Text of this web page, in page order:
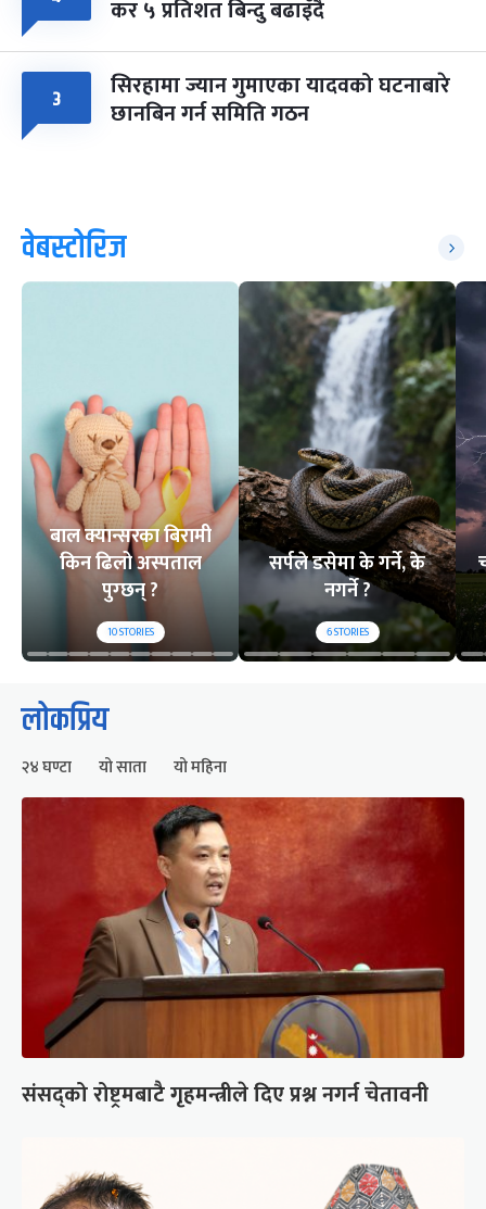
कर ५ प्रतिशत बिन्दु बढाइँदै
३ सिरहामा ज्यान गुमाएका यादवको घटनाबारे
छानबिन गर्न समिति गठन
वेबस्टोरिज
बाल क्यान्सरका बिरामी
किन ढिलो अस्पताल
पुग्छन् ?
10STORIES
सर्पले डसेमा के गर्ने, के
नगर्ने ?
6STORIES
लोकप्रिय
२४ घण्टा यो साता यो महिना
संसद्को रोष्ट्रमबाटै गृहमन्त्रीले दिए प्रश्न नगर्न चेतावनी